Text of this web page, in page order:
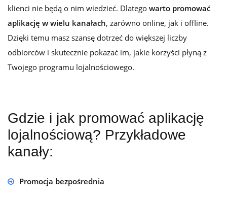
klienci nie będą o nim wiedzieć. Dlatego warto promować
aplikację w wielu kanałach, zarówno online, jak i offline.
Dzięki temu masz szansę dotrzeć do większej liczby
odbiorców i skutecznie pokazać im, jakie korzyści płyną z
Twojego programu lojalnościowego.
Gdzie i jak promować aplikację
lojalnościową? Przykładowe
kanały:
Promocja bezpośrednia